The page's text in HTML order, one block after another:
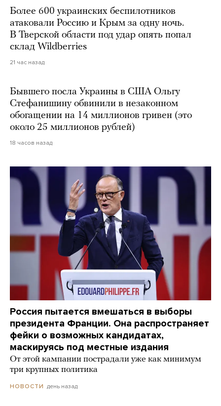
Более 600 украинских беспилотников
атаковали Россию и Крым за одну ночь.
В Тверской области под удар опять попал
склад Wildberries
21 час назад
Бывшего посла Украины в США Ольгу
Стефанишину обвинили в незаконном
обогащении на 14 миллионов гривен (это
около 25 миллионов рублей)
18 часов назад
Россия пытается вмешаться в выборы
президента Франции. Она распространяет
фейки о возможных кандидатах,
маскируясь под местные издания
От этой кампании пострадали уже как минимум
три крупных политика
НОВОСТИ день назад